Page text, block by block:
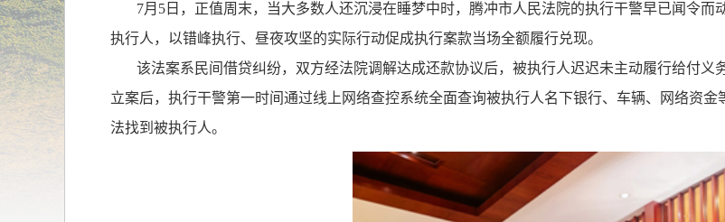
7月 5 日，正值周末，当大多数人还沉浸在睡梦中时，腾冲市人民法院的执行干警早已闻令
执行人，以错峰执行、昼夜攻坚的实际行动促成执行案款当场全额履行兑现。
该法案系民间借贷纠纷，双方经法院调解达成还款协议后，被执行人迟迟未主动履行给付
立案后，执行干警第一时间通过线上网络查控系统全面查询被执行人名下银行、车辆、网络资
法找到被执行人。